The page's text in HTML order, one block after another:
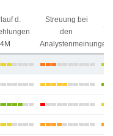
d.
4M
Streuung bei
den
Analystenmeinungen